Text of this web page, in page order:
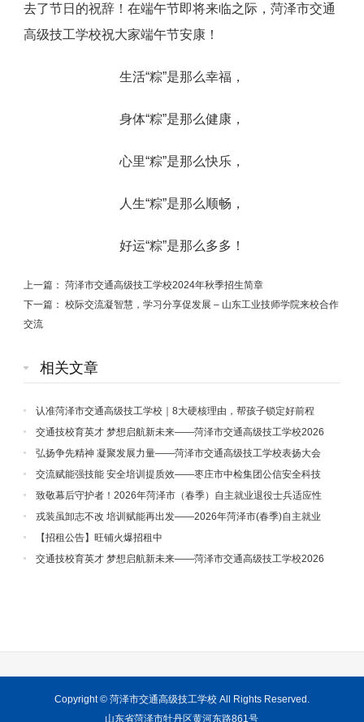
去了节日的祝辞！在端午节即将来临之际，菏泽市交通
高级技工学校祝大家端午节安康！
生活“粽”是那么幸福，
身体“粽”是那么健康，
心里“粽”是那么快乐，
人生“粽”是那么顺畅，
好运“粽”是那么多多！
上一篇： 菏泽市交通高级技工学校2024年秋季招生简章
下一篇： 校际交流凝智慧，学习分享促发展 – 山东工业技师学院来校合作
交流
相关文章
认准菏泽市交通高级技工学校｜8大硬核理由，帮孩子锁定好前程
交通技校育英才 梦想启航新未来——菏泽市交通高级技工学校2026
年秋季招生火热进行中！
弘扬争先精神 凝聚发展力量——菏泽市交通高级技工学校表扬大会
暨一季度经济分析会圆满召开
交流赋能强技能 安全培训提质效——枣庄市中检集团公信安全科技
有限公司莅临我校参观学习交流工作
致敬幕后守护者！2026年菏泽市（春季）自主就业退役士兵适应性
培训班，因你们而温暖有序！
戎装虽卸志不改 培训赋能再出发——2026年菏泽市(春季)自主就业
退役士兵适应性培训班开班仪式圆满举行
【招租公告】旺铺火爆招租中
交通技校育英才 梦想启航新未来——菏泽市交通高级技工学校2026
Copyright © 菏泽市交通高级技工学校All Rights Reserved.
山东省菏泽市牡丹区黄河东路861号